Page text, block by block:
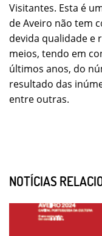
Visitantes. Esta é
de Aveiro não tem
devida qualidade e
meios, tendo em
últimos anos, do
resultado das
entre outras.
NOTÍCIAS